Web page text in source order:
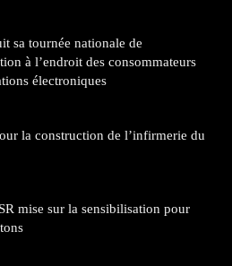
sa tournée nationale de
à l’endroit des consommateurs
électroniques
la construction de l’infirmerie du
mise sur la sensibilisation pour